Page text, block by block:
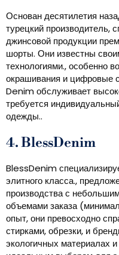
Основан десятилетия
турецкий производитель,
джинсовой продукции
шорты. Они известны
технологиями., особенно
окрашивания и цифровые
Denim обслуживает
требуется
одежды..
4. BlessDenim
BlessDenim
элитного класса.,
производства с
объемами заказа
опыт, они превосходно
стирками, обрезки, и
экологичных материалах